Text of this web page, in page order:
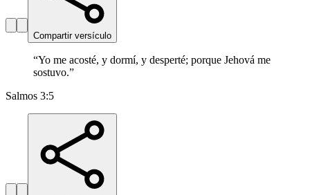
Compartir versículo
“Yo me acosté, y dormí, y desperté; porque Jehová me
sostuvo.”
Salmos 3:5